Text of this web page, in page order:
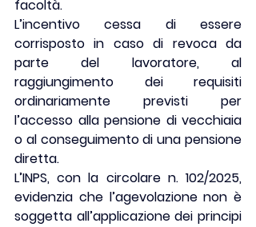
facoltà.
L’incentivo cessa di essere
corrisposto in caso di revoca da
parte del lavoratore, al
raggiungimento dei requisiti
ordinariamente previsti per
l’accesso alla pensione di vecchiaia
o al conseguimento di una pensione
diretta.
L’INPS, con la circolare n. 102/2025,
evidenzia che l’agevolazione non è
soggetta all’applicazione dei principi